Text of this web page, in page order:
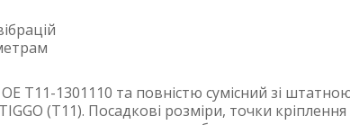
T11-1301110 та повністю сумісний зі
(T11). Посадкові розміри, точки кріплення